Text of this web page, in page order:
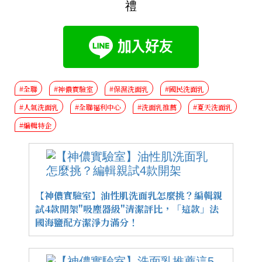
禮
#全聯 #神儂實驗室 #保濕洗面乳
#國民洗面乳
#人氣洗面乳
#全聯福利中心 #洗面乳推薦
#夏天洗面乳
#編輯特企
【神儂實驗室】油性肌洗面乳怎麼挑？編輯親
試4款開架"吸塵器級"清潔評比，「這款」法
國海鹽配方潔淨力滿分！